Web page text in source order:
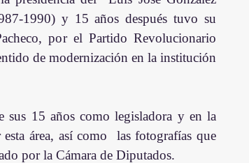
1990) y 15 años después tuvo su
por el Partido Revolucionario
de modernización en la institución
sus 15 años como legisladora y en la
área, así como  las fotografías que
por la Cámara de Diputados.